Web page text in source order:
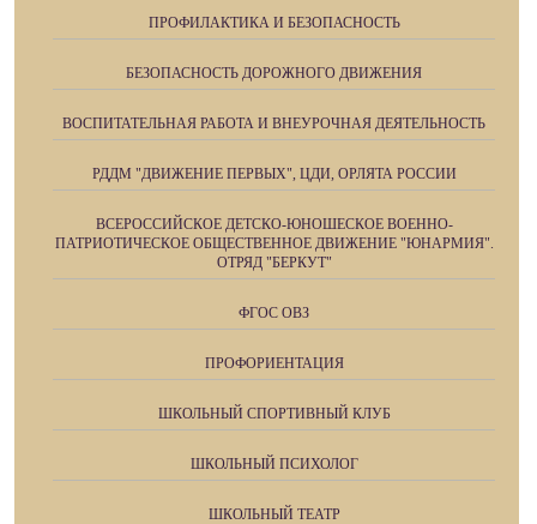
ПРОФИЛАКТИКА И БЕЗОПАСНОСТЬ
БЕЗОПАСНОСТЬ ДОРОЖНОГО ДВИЖЕНИЯ
ВОСПИТАТЕЛЬНАЯ РАБОТА И ВНЕУРОЧНАЯ ДЕЯТЕЛЬНОСТЬ
РДДМ "ДВИЖЕНИЕ ПЕРВЫХ", ЦДИ, ОРЛЯТА РОССИИ
ВСЕРОССИЙСКОЕ ДЕТСКО-ЮНОШЕСКОЕ ВОЕННО-
ПАТРИОТИЧЕСКОЕ ОБЩЕСТВЕННОЕ ДВИЖЕНИЕ "ЮНАРМИЯ".
ОТРЯД "БЕРКУТ"
ФГОС ОВЗ
ПРОФОРИЕНТАЦИЯ
ШКОЛЬНЫЙ СПОРТИВНЫЙ КЛУБ
ШКОЛЬНЫЙ ПСИХОЛОГ
ШКОЛЬНЫЙ ТЕАТР